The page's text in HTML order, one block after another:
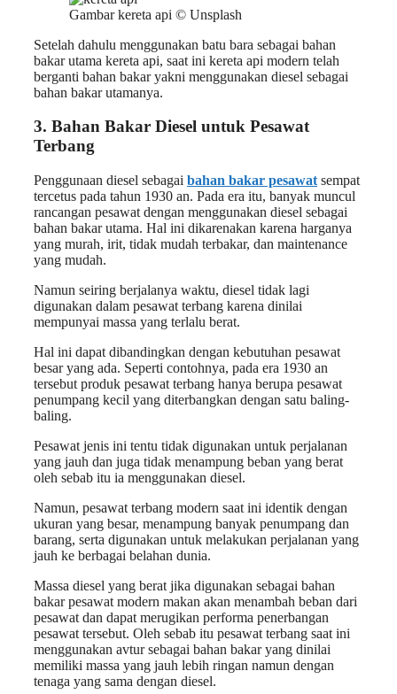
Gambar kereta api © Unsplash
Setelah dahulu menggunakan batu bara sebagai bahan
bakar utama kereta api, saat ini kereta api modern telah
berganti bahan bakar yakni menggunakan diesel sebagai
bahan bakar utamanya.
3. Bahan Bakar Diesel untuk Pesawat
Terbang
Penggunaan diesel sebagai bahan bakar pesawat sempat
tercetus pada tahun 1930 an. Pada era itu, banyak muncul
rancangan pesawat dengan menggunakan diesel sebagai
bahan bakar utama. Hal ini dikarenakan karena harganya
yang murah, irit, tidak mudah terbakar, dan maintenance
yang mudah.
Namun seiring berjalanya waktu, diesel tidak lagi
digunakan dalam pesawat terbang karena dinilai
mempunyai massa yang terlalu berat.
Hal ini dapat dibandingkan dengan kebutuhan pesawat
besar yang ada. Seperti contohnya, pada era 1930 an
tersebut produk pesawat terbang hanya berupa pesawat
penumpang kecil yang diterbangkan dengan satu baling-
baling.
Pesawat jenis ini tentu tidak digunakan untuk perjalanan
yang jauh dan juga tidak menampung beban yang berat
oleh sebab itu ia menggunakan diesel.
Namun, pesawat terbang modern saat ini identik dengan
ukuran yang besar, menampung banyak penumpang dan
barang, serta digunakan untuk melakukan perjalanan yang
jauh ke berbagai belahan dunia.
Massa diesel yang berat jika digunakan sebagai bahan
bakar pesawat modern makan akan menambah beban dari
pesawat dan dapat merugikan performa penerbangan
pesawat tersebut. Oleh sebab itu pesawat terbang saat ini
menggunakan avtur sebagai bahan bakar yang dinilai
memiliki massa yang jauh lebih ringan namun dengan
tenaga yang sama dengan diesel.